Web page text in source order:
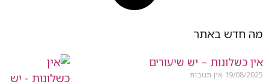
מה חדש באתר
אין כשלונות – יש שיעורים
19/08/2025 אין תגובות